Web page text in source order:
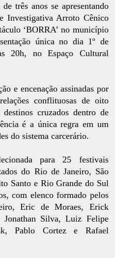
de três anos se apresentando
Investigativa Arroto Cênico
‘BORRA’ no município
única no dia 1º de
20h, no Espaço Cultural
e encenação assinadas por
conflituosas de oito
cruzados dentro de
é a única regra em um
do sistema carcerário.
para 25 festivais
do Rio de Janeiro, São
Santo e Rio Grande do Sul
com elenco formado pelos
Eric de Moraes, Erick
Jonathan Silva, Luiz Felipe
Pablo Cortez e Rafael